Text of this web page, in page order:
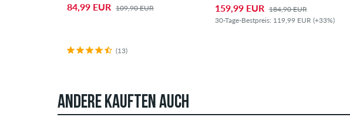
84,99 EUR 109,90 EUR
(13)
159,99 EUR 184,90 EUR
30-Tage-Bestpreis: 119,99 EUR (+33%)
ANDERE KAUFTEN AUCH